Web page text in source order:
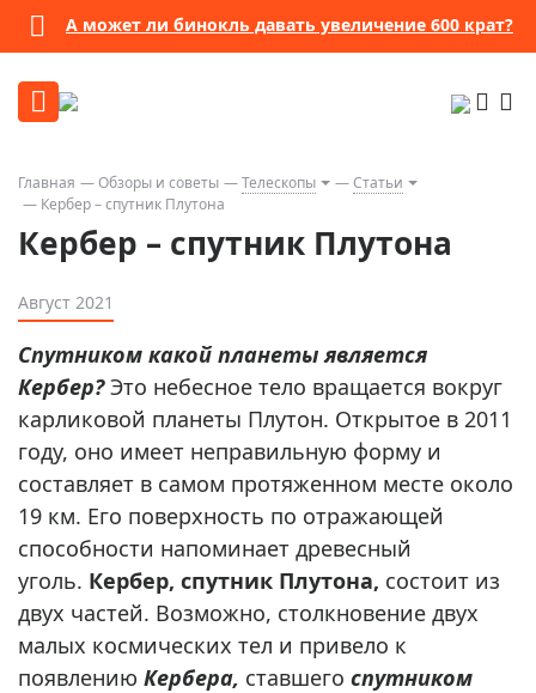
А может ли бинокль давать увеличение 600 крат?
Главная Обзоры и советы Телескопы
Статьи
Кербер – спутник Плутона
Кербер – спутник Плутона
Август 2021
Спутником какой планеты является
Кербер?Это небесное тело вращается вокруг
карликовой планеты Плутон. Открытое в 2011
году, оно имеет неправильную форму и
составляет в самом протяженном месте около
19 км. Его поверхность по отражающей
способности напоминает древесный
уголь. Кербер, спутник Плутона, состоит из
двух частей. Возможно, столкновение двух
малых космических тел и привело к
появлению Кербера, ставшего спутником